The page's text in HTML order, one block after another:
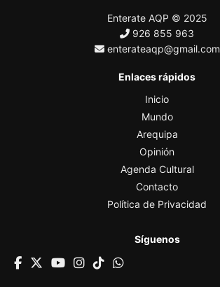
Enterate AQP © 2025
926 855 963
enterateaqp@gmail.com
Enlaces rápidos
Inicio
Mundo
Arequipa
Opinión
Agenda Cultural
Contacto
Política de Privacidad
Síguenos